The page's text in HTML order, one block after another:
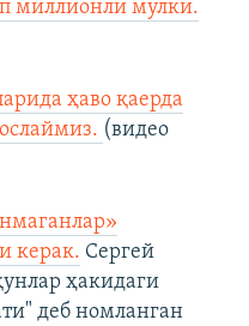
миллионли мулки.
ҳаво қаерда
(видео
керак. Сергей
ҳакидаги
деб номланган